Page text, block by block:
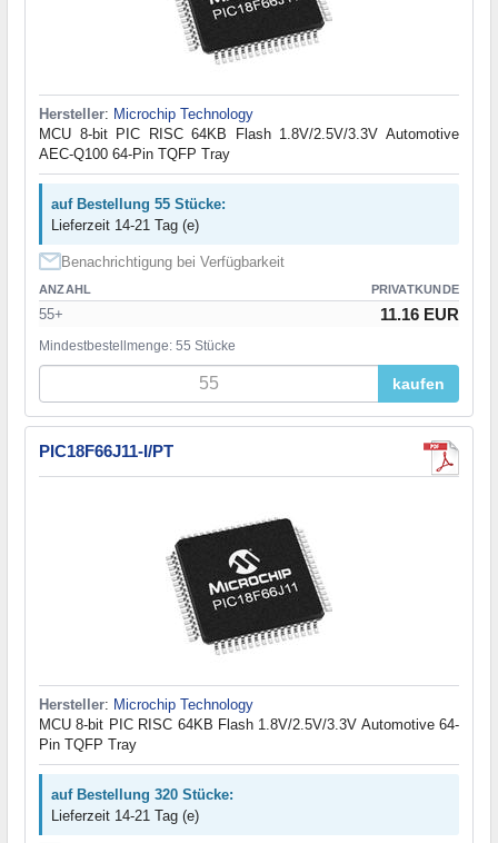
Hersteller: Microchip Technology
MCU 8-bit PIC RISC 64KB Flash 1.8V/2.5V/3.3V Automotive
AEC-Q100 64-Pin TQFP Tray
auf Bestellung 55 Stücke:
Lieferzeit 14-21 Tag (e)
Benachrichtigung bei Verfügbarkeit
ANZAHL PRIVATKUNDE
55+ 11.16 EUR
Mindestbestellmenge: 55 Stücke
kaufen
PIC18F66J11-I/PT
Hersteller: Microchip Technology
MCU 8-bit PIC RISC 64KB Flash 1.8V/2.5V/3.3V Automotive 64-
Pin TQFP Tray
auf Bestellung 320 Stücke:
Lieferzeit 14-21 Tag (e)